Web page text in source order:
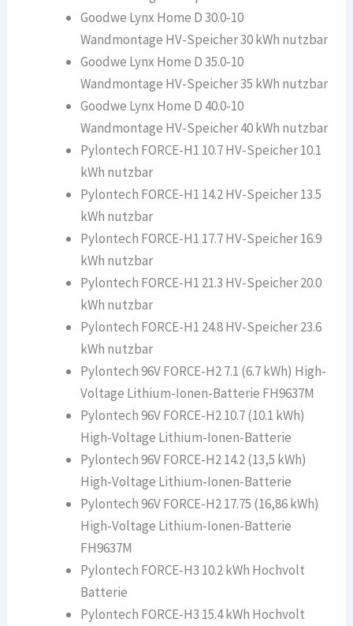
Goodwe Lynx Home D 30.0-10
Wandmontage HV-Speicher 30 kWh nutzbar
Goodwe Lynx Home D 35.0-10
Wandmontage HV-Speicher 35 kWh nutzbar
Goodwe Lynx Home D 40.0-10
Wandmontage HV-Speicher 40 kWh nutzbar
Pylontech FORCE-H1 10.7 HV-Speicher 10.1
kWh nutzbar
Pylontech FORCE-H1 14.2 HV-Speicher 13.5
kWh nutzbar
Pylontech FORCE-H1 17.7 HV-Speicher 16.9
kWh nutzbar
Pylontech FORCE-H1 21.3 HV-Speicher 20.0
kWh nutzbar
Pylontech FORCE-H1 24.8 HV-Speicher 23.6
kWh nutzbar
Pylontech 96V FORCE-H2 7.1 (6.7 kWh) High-
Voltage Lithium-Ionen-Batterie FH9637M
Pylontech 96V FORCE-H2 10.7 (10.1 kWh)
High-Voltage Lithium-Ionen-Batterie
Pylontech 96V FORCE-H2 14.2 (13,5 kWh)
High-Voltage Lithium-Ionen-Batterie
Pylontech 96V FORCE-H2 17.75 (16,86 kWh)
High-Voltage Lithium-Ionen-Batterie
FH9637M
Pylontech FORCE-H3 10.2 kWh Hochvolt
Batterie
Pylontech FORCE-H3 15.4 kWh Hochvolt